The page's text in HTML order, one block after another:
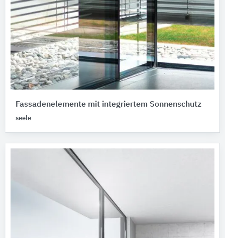
Fassadenelemente mit integriertem Sonnenschutz
seele